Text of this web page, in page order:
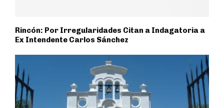
Rincón: Por Irregularidades Citan a Indagatoria a
Ex Intendente Carlos Sánchez